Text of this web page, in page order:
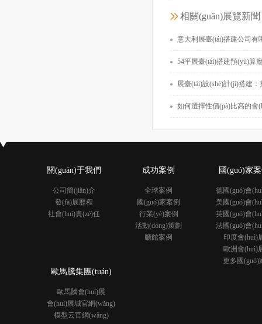
韓國
相關(guān)展覽新聞
意大利展臺(tái)搭建公司有哪些？如何選擇好的意大
54平展臺(tái)搭建預(yù)算應(yīng)該多少錢？如何在預
展臺(tái)設(shè)計(jì)搭建：打造吸
如何選擇性價(jià)比高的會
關(guān)于我們
公司簡(jiǎn)介
發(fā)展歷程
社會(huì)責(zé)任
成功案例
全球案例
國(guó)家案例
行業(yè)案例
活動(dòng)策劃
廳館案例
國(guó)家
德國(guó)會
美國(guó)會
英國(guó)會
法國(guó)會
印度會(huì)
歐洲會(huì)
更多國(guó)
歐馬騰集團(tuán)
歐馬騰會(huì)展
會(huì)展城官網(wǎng)
模型云官網(wǎng)